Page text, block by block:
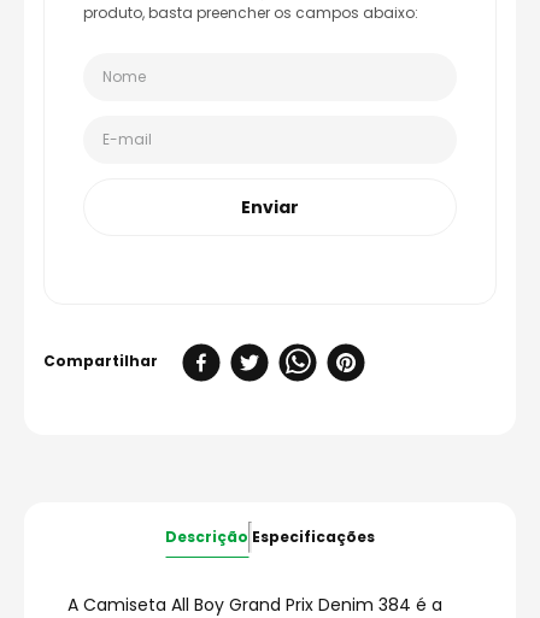
produto, basta preencher os campos abaixo:
Enviar
Descrição Especificações
A Camiseta All Boy Grand Prix Denim 384 é a